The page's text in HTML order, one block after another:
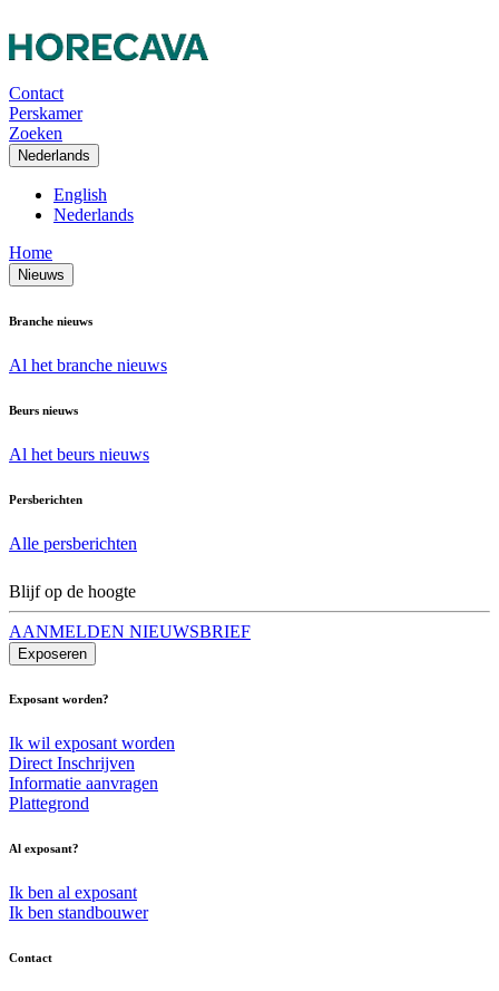
Contact
Perskamer
Zoeken
Nederlands
English
Nederlands
Home
Nieuws
Branche nieuws
Al het branche nieuws
Beurs nieuws
Al het beurs nieuws
Persberichten
Alle persberichten
Blijf op de hoogte
AANMELDEN NIEUWSBRIEF
Exposeren
Exposant worden?
Ik wil exposant worden
Direct Inschrijven
Informatie aanvragen
Plattegrond
Al exposant?
Ik ben al exposant
Ik ben standbouwer
Contact